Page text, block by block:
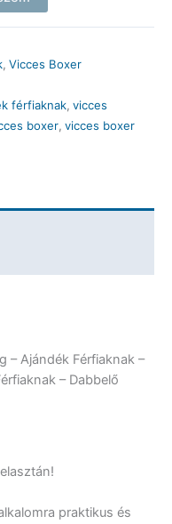
, Vicces Boxer
férfiaknak, vicces
boxer, vicces boxer
– Ajándék Férfiaknak –
– Dabbelő
praktikus és